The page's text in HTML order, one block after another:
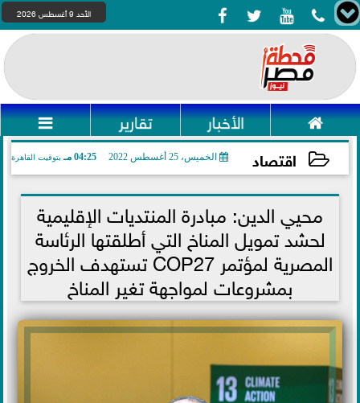
    الأحد 9 أغسطس 2026
 الأخبار تقارير 
اقتصاد الخميس، 25 أغسطس 2022 04:25 مـ بتوقيت القاهرة
2022-08-25 16:25:12محيي الدين: مبادرة المنتديات الإقليمية
لحشد تمويل المناخ التي أطلقتها الرئاسة
المصرية لمؤتمر COP27 تستهدف الخروج
بمشروعات لمواجهة تغير المناخ